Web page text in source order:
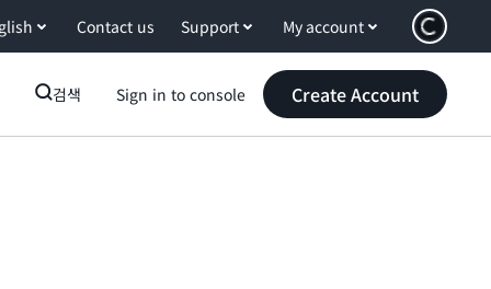
Contact us Support My account
검색 Sign in to console Create Account